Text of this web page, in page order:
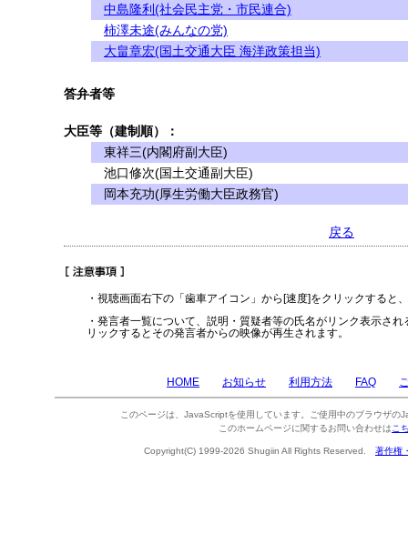
中島隆利(社会民主党・市民連合)
柿澤未途(みんなの党)
大畠章宏(国土交通大臣 海洋政策担当)
答弁者等
大臣等（建制順）：
東祥三(内閣府副大臣)
池口修次(国土交通副大臣)
岡本充功(厚生労働大臣政務官)
戻る
・視聴画面右下の「歯車アイコン」から[速度]をクリックすると
・発言者一覧について、説明・質疑者等の氏名がリンク表示さ
リックするとその発言者からの映像が再生されます。
HOME お知らせ 利用方法 FAQ
このページは、JavaScriptを使用しています。ご使用中のブラウザの
このホームページに関するお問い合わせは こ
Copyright(C) 1999-2026 Shugiin All Rights Reserved. 著作権